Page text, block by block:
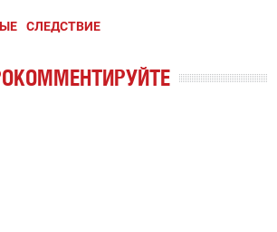
СЛЕДСТВИЕ